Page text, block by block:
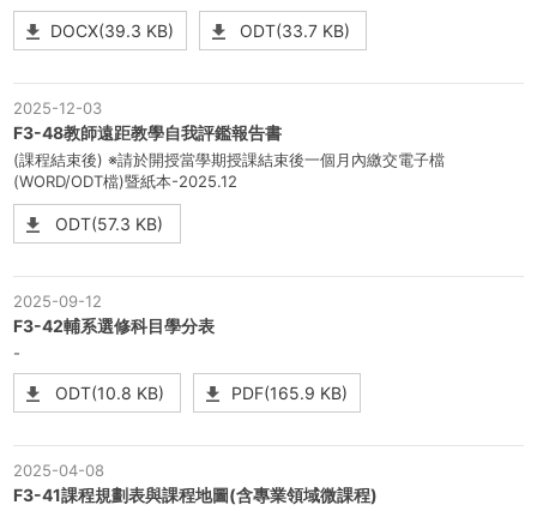
DOCX(39.3 KB) ODT(33.7 KB)
2025-12-03
F3-48教師遠距教學自我評鑑報告書
(課程結束後) ※請於開授當學期授課結束後一個月內繳交電子檔
(WORD/ODT檔)暨紙本-2025.12
ODT(57.3 KB)
2025-09-12
F3-42輔系選修科目學分表
-
ODT(10.8 KB) PDF(165.9 KB)
2025-04-08
F3-41課程規劃表與課程地圖(含專業領域微課程)